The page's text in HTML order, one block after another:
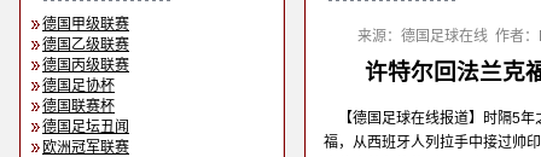
德国甲级联赛
德国乙级联赛
德国丙级联赛
德国足协杯
德国联赛杯
德国足坛丑闻
欧洲冠军联赛
来源：德国足球在线 作者
许特尔回法兰克
【德国足球在线报道】时隔5
福，从西班牙人列拉手中接过帅